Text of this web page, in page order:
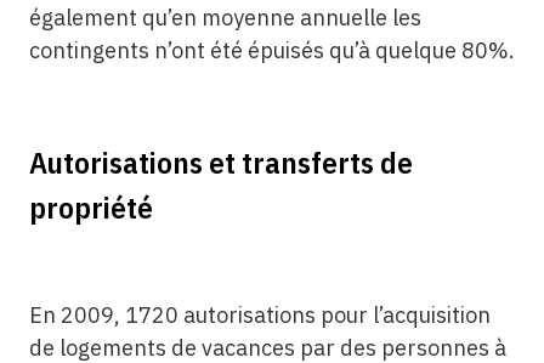
également qu’en moyenne annuelle les
contingents n’ont été épuisés qu’à quelque 80%.
Autorisations et transferts de
propriété
En 2009, 1720 autorisations pour l’acquisition
de logements de vacances par des personnes à